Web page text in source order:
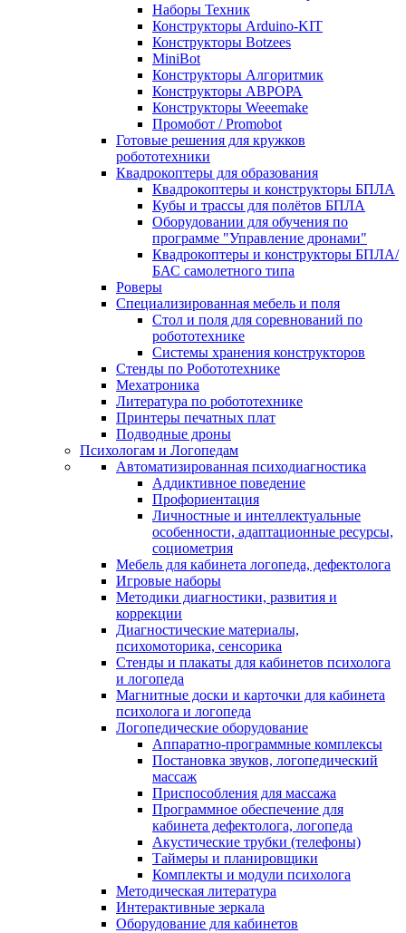
Наборы Техник
Конструкторы Arduino-KIT
Конструкторы Botzees
MiniBot
Конструкторы Алгоритмик
Конструкторы АВРОРА
Конструкторы Weeemake
Промобот / Promobot
Готовые решения для кружков
робототехники
Квадрокоптеры для образования
Квадрокоптеры и конструкторы БПЛА
Кубы и трассы для полётов БПЛА
Оборудовании для обучения по
программе "Управление дронами"
Квадрокоптеры и конструкторы БПЛА/
БАС самолетного типа
Роверы
Специализированная мебель и поля
Стол и поля для соревнований по
робототехнике
Системы хранения конструкторов
Стенды по Робототехнике
Мехатроника
Литература по робототехнике
Принтеры печатных плат
Подводные дроны
Психологам и Логопедам
Автоматизированная психодиагностика
Аддиктивное поведение
Профориентация
Личностные и интеллектуальные
особенности, адаптационные ресурсы,
социометрия
Мебель для кабинета логопеда, дефектолога
Игровые наборы
Методики диагностики, развития и
коррекции
Диагностические материалы,
психомоторика, сенсорика
Стенды и плакаты для кабинетов психолога
и логопеда
Магнитные доски и карточки для кабинета
психолога и логопеда
Логопедические оборудование
Аппаратно-программные комплексы
Постановка звуков, логопедический
массаж
Приспособления для массажа
Программное обеспечение для
кабинета дефектолога, логопеда
Акустические трубки (телефоны)
Таймеры и планировщики
Комплекты и модули психолога
Методическая литература
Интерактивные зеркала
Оборудование для кабинетов